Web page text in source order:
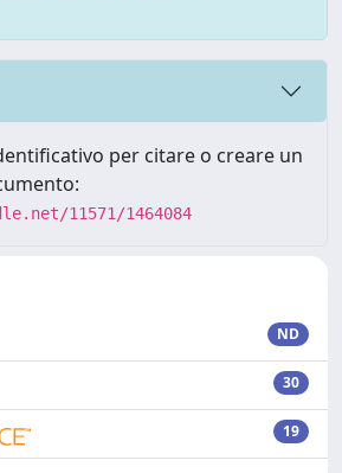
per citare o creare un
11571/1464084
ND
30
19